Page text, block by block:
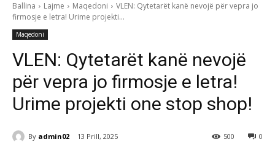
Ballina Lajme Maqedoni
VLEN: Qytetarët kanë nevojë për vepra jo
firmosje e letra! Urime projekti...
Maqedoni
VLEN: Qytetarët kanë nevojë
për vepra jo firmosje e letra!
Urime projekti one stop shop!
By admin02 13 Prill, 2025 0
500